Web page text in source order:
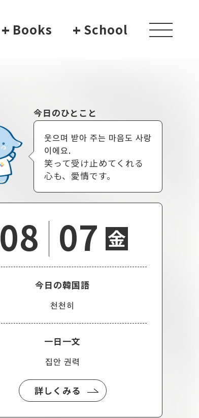
+ Books + School
toggle
今日のひとこと
웃으며 받아 주는 마음도 사랑
이에요.
笑って受け止めてくれる
心も、愛情です。
08 07 金
今日の韓国語
천천히
一日一文
집안 권력
詳しくみる